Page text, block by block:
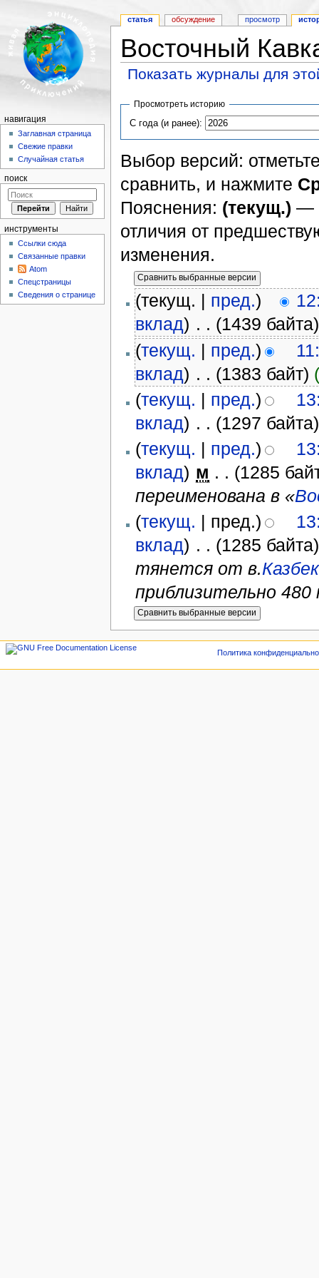
Восточный
Показать журналы для
Просмотреть историю
С года (и ранее):
Выбор версий:
сравнить, и нажмите
Пояснения: (текущ.) —
отличия от
изменения.
(текущ. | пред.)
вклад) . . (1439 байта)
(текущ. | пред.)
вклад) . . (1383 байт)
(текущ. | пред.)
вклад) . . (1297 байта)
(текущ. | пред.)
вклад) м . . (1285
переименована в «
(текущ. | пред.)
вклад) . . (1285 байта)
тянется от в.
приблизительно 480
статья обсуждение просмотр
навигация
Заглавная страница
Свежие правки
Случайная статья
поиск
инструменты
Ссылки сюда
Связанные правки
Atom
Спецстраницы
Сведения о странице
Политика